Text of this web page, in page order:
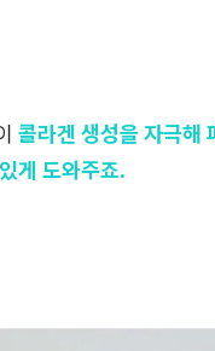
콜라겐 생성을 자극해
게 도와주죠.